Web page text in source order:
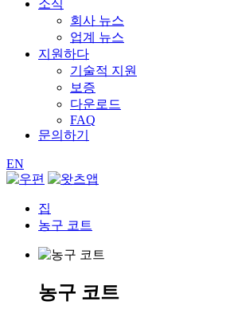
소식
회사 뉴스
업계 뉴스
지원하다
기술적 지원
보증
다운로드
FAQ
문의하기
EN
집
농구 코트
농구 코트